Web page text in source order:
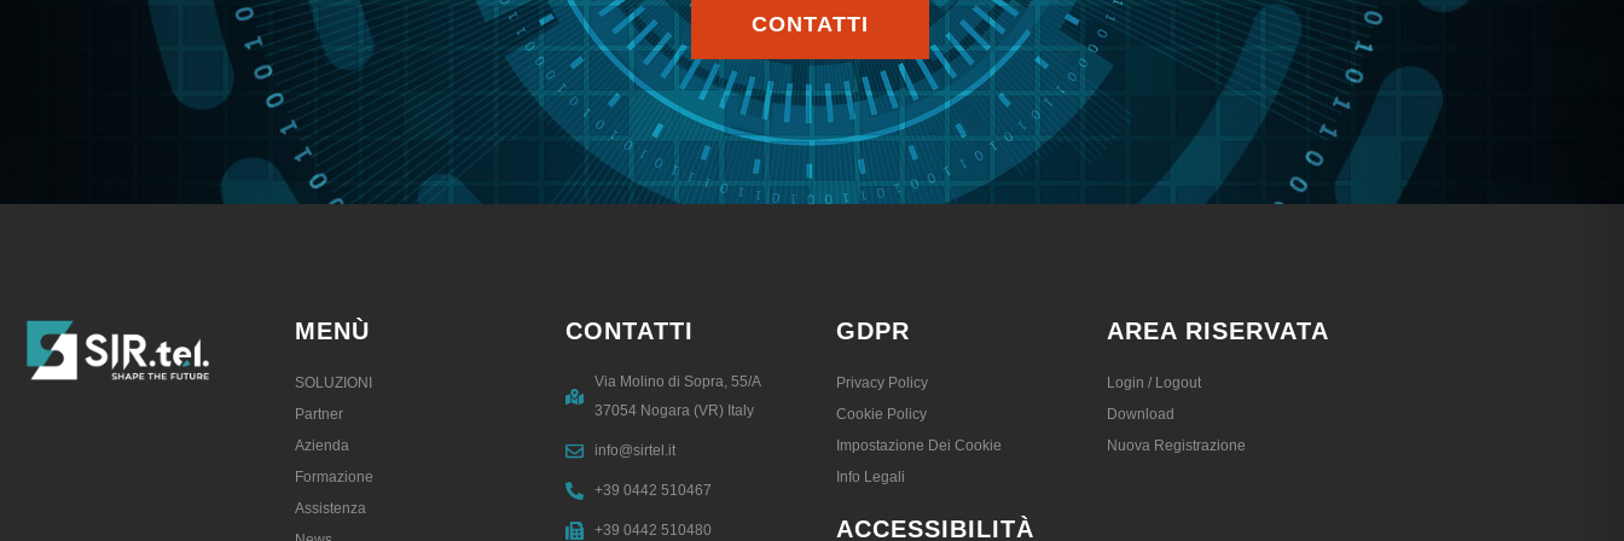
CONTATTI
MENÙ
SOLUZIONI
Partner
Azienda
Formazione
Assistenza
CONTATTI
Via Molino di Sopra, 55/A
37054 Nogara (VR) Italy
info@sirtel.it
+39 0442 510467
+39 0442 510480
GDPR
Privacy Policy
Cookie Policy
Impostazione Dei Cookie
Info Legali
ACCESSIBILITÀ
AREA RISERVATA
Login / Logout
Download
Nuova Registrazione